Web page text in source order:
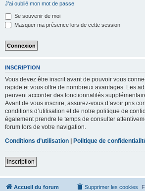
J’ai oublié mon mot de passe
Se souvenir de moi
Masquer ma présence lors de cette session
INSCRIPTION
Vous devez être inscrit avant de pouvoir vous
rapide et vous offre de nombreux avantages. Les
peuvent accorder des fonctionnalités
Avant de vous inscrire, assurez-vous d’avoir pris
conditions d’utilisation et de notre politique de
également prendre le temps de consulter
forum lors de votre navigation.
Conditions d’utilisation | Politique de
Inscription
Accueil du forum Supprimer les cookies